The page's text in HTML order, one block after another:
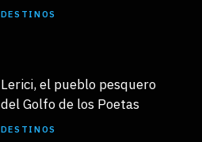
DESTINOS
Lerici, el pueblo pesquero
del Golfo de los Poetas
DESTINOS